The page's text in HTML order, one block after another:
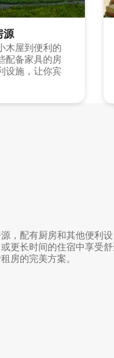
源
木屋到便利的
配备家具的房
设施，让你宾
，配有厨房和其他便利设
更长时间的住宿中享受
房的完美方案。